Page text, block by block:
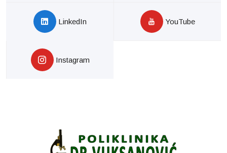
LinkedIn YouTube
Instagram